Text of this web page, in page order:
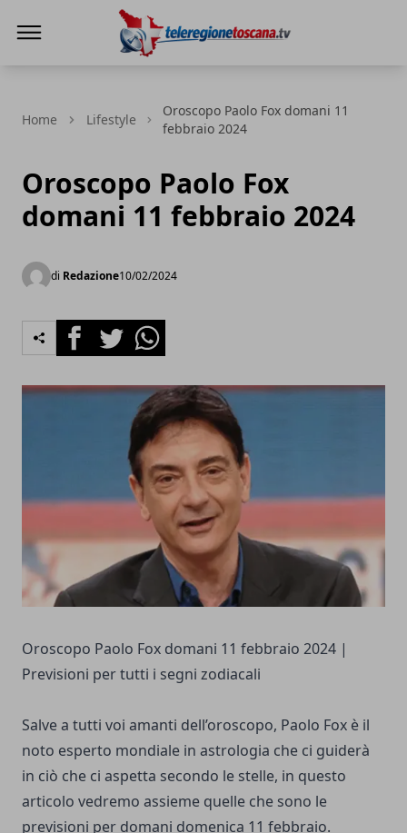
Home Lifestyle
Oroscopo Paolo Fox domani 11
febbraio 2024
Oroscopo Paolo Fox
domani 11 febbraio 2024
di Redazione10/02/2024
FacebookTwitterWhatsapp
Oroscopo Paolo Fox domani 11 febbraio 2024 |
Previsioni per tutti i segni zodiacali
Salve a tutti voi amanti dell’oroscopo, Paolo Fox è il
noto esperto mondiale in astrologia che ci guiderà
in ciò che ci aspetta secondo le stelle, in questo
articolo vedremo assieme quelle che sono le
previsioni per domani domenica 11 febbraio.